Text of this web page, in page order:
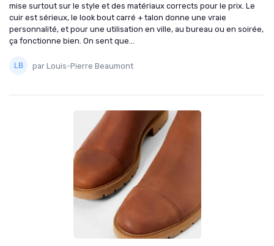
mise surtout sur le style et des matériaux corrects pour le prix. Le
cuir est sérieux, le look bout carré + talon donne une vraie
personnalité, et pour une utilisation en ville, au bureau ou en soirée,
ça fonctionne bien. On sent que...
par Louis-Pierre Beaumont